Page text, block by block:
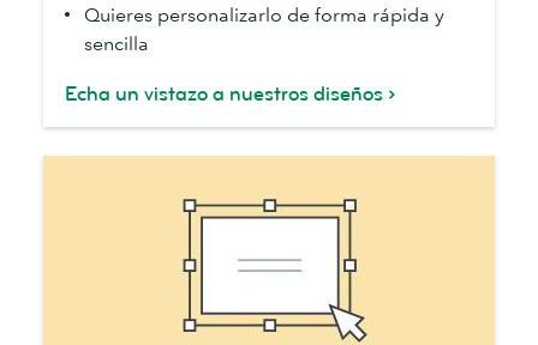
Quieres personalizarlo de forma rápida y
sencilla
Echa un vistazo a nuestros diseños